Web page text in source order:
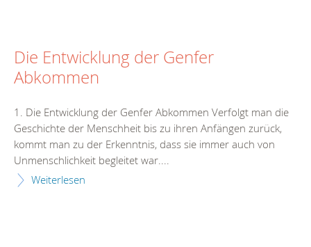
Die Entwicklung der Genfer
Abkommen
1. Die Entwicklung der Genfer Abkommen Verfolgt man die
Geschichte der Menschheit bis zu ihren Anfängen zurück,
kommt man zu der Erkenntnis, dass sie immer auch von
Unmenschlichkeit begleitet war....
Weiterlesen